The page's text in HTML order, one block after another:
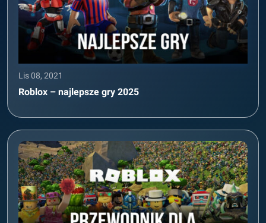
Lis 08, 2021
Roblox – najlepsze gry 2025